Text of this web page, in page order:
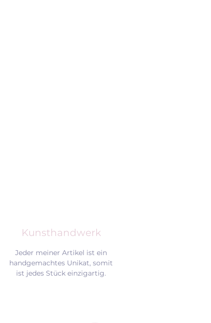
Kunsthandwerk
Jeder meiner Artikel ist ein
handgemachtes Unikat, somit
ist jedes Stück einzigartig.